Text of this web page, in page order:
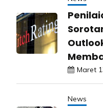
Maret
News